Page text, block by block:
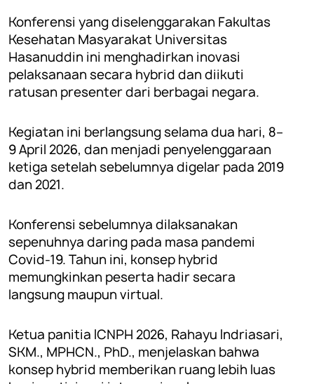
Konferensi yang diselenggarakan Fakultas
Kesehatan Masyarakat Universitas
Hasanuddin ini menghadirkan inovasi
pelaksanaan secara hybrid dan diikuti
ratusan presenter dari berbagai negara.
Kegiatan ini berlangsung selama dua hari, 8–
9 April 2026, dan menjadi penyelenggaraan
ketiga setelah sebelumnya digelar pada 2019
dan 2021.
Konferensi sebelumnya dilaksanakan
sepenuhnya daring pada masa pandemi
Covid-19. Tahun ini, konsep hybrid
memungkinkan peserta hadir secara
langsung maupun virtual.
Ketua panitia ICNPH 2026, Rahayu Indriasari,
SKM., MPHCN., PhD., menjelaskan bahwa
konsep hybrid memberikan ruang lebih luas